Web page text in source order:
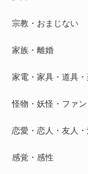
宗教・おまじない
家族・離婚
家電・家具・道具
怪物・妖怪・ファ
恋愛・恋人・友人
感覚・感性